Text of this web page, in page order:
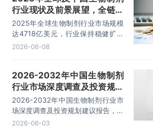
行业现状及前景展望，全链条
外包渗透率稳步上行「图」
2025年全球生物制剂行业市场规模
达4718亿美元，行业保持稳健扩容
态势。人口老龄化加剧、自身免疫病
增长主力。
2026-06-08
2026-2032年中国生物制剂
行业市场深度调查及投资规划
建议报告
2026-2032年中国生物制剂行业市
场深度调查及投资规划建议报告，主
要包括国内重点生产厂家分析、地区
2026-06-03